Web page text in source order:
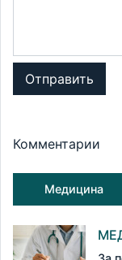
Отправить
Комментарии
Медицина